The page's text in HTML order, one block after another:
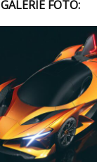
GALERIE FOTO: